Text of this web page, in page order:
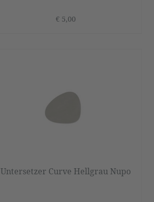
€ 5,00
Untersetzer Curve Hellgrau Nupo